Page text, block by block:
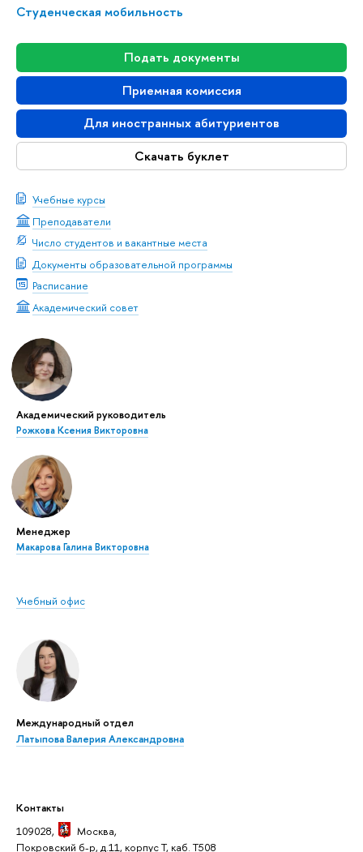
Студенческая мобильность
Подать документы
Приемная комиссия
Для иностранных абитуриентов
Скачать буклет
Учебные курсы
Преподаватели
Число студентов и вакантные места
Документы образовательной программы
Расписание
Академический совет
Академический руководитель
Рожкова Ксения Викторовна
Менеджер
Макарова Галина Викторовна
Учебный офис
Международный отдел
Латыпова Валерия Александровна
Контакты
109028,
Москва,
Покровский б-р, д.11, корпус Т, каб. Т508